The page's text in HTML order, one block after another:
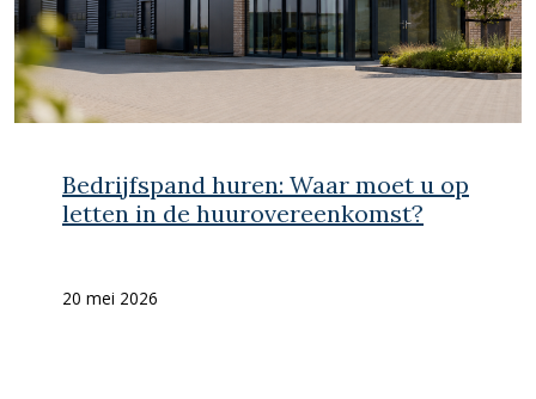
Bedrijfspand huren: Waar moet u op
letten in de huurovereenkomst?
20 mei 2026